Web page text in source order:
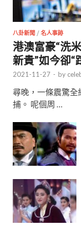
八卦新聞 / 名人事跡
港澳富豪“洗
新貴”如今卻“
2021-11-27 - by
尋晚，一條震驚全
捕。 呢個周 …